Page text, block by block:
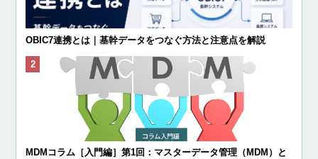
OBIC7連携とは｜基幹データをつなぐ方法と注意点を解説
MDMコラム［入門編］第1回：マスターデータ管理（MDM）と